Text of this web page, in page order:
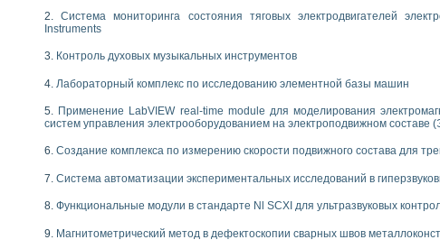
среды специальной барокамеры
с использованием среды графического программирования LabVIEW для
термотрансферной маркировки изделий
исследований на базе LabVIEW
переходных процессов при коротких замыканиях в узлах электрических
переходных характеристик асинхронных двигателей при пуске
швов на базе технологий фирмы NATIONAL INSTRUMENTS
эффективности систем управления в интегрированных средах
стенды
комплексы для вузов, осуществляющих подготовку специалистов по
Система мониторинга состояния тяговых электродвигателей
Instruments
Контроль духовых музыкальных инструментов
Лабораторный комплекс по исследованию элементной базы машин
Применение LabVIEW real-time module для моделирования
систем управления электрооборудованием на электроподвижном составе
Создание комплекса по измерению скорости подвижного состава для
Система автоматизации экспериментальных исследований в
Функциональные модули в стандарте Nl SCXI для ультразвуковых
Магнитометрический метод в дефектоскопии сварных швов